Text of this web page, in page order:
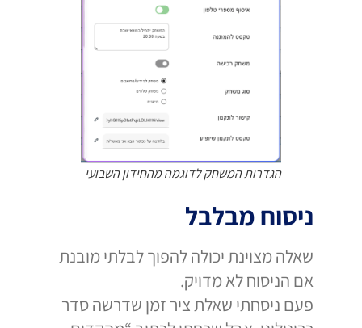
הגדרות המשחק לדוגמה מהחידון השבועי
ניסוח מבלבל
שאלה מצוינת יכולה להפוך לבלתי מובנת
אם הניסוח לא מדויק.
פעם ניסחתי שאלת ציר זמן שדרשה סדר